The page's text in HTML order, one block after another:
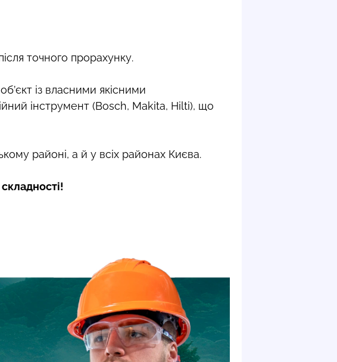
точного прорахунку.
із власними якісними
інструмент (Bosch, Makita, Hilti), що
районі, а й у всіх районах Києва.